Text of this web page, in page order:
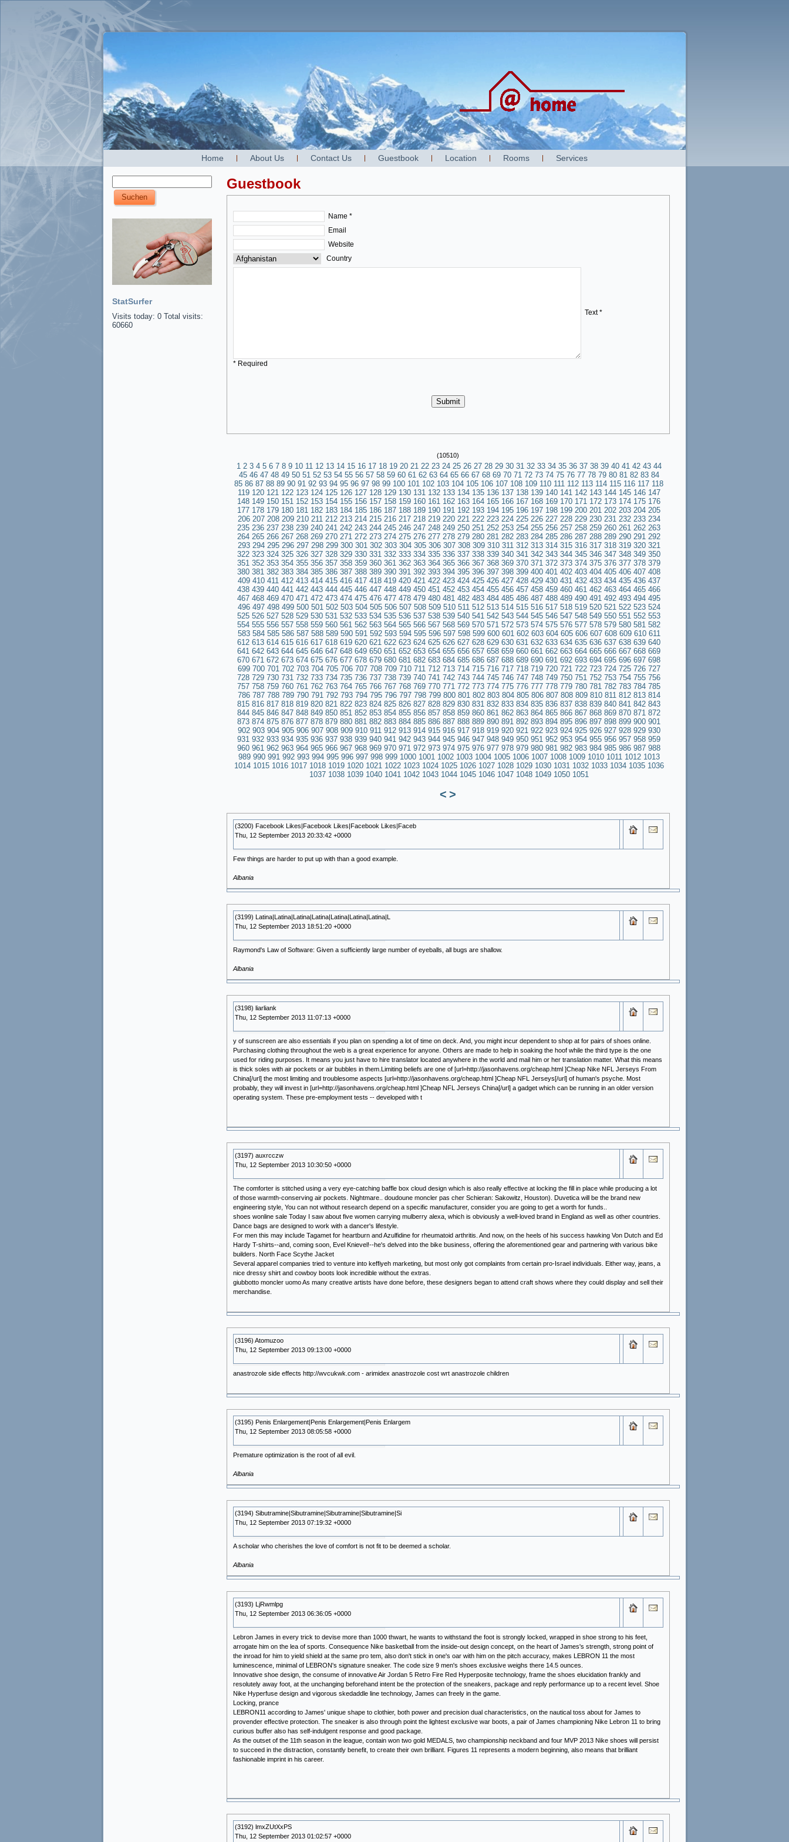
Home About Us Contact Us Guestbook Location Rooms Services
StatSurfer
Visits today: 0 Total visits:
60660
Guestbook
Name *
Email
Website
Country
Text *
* Required
(10510)
1 2 3 4 5 6 7 8 9 10 11 12 13 14 15 16 17 18 19 20 21 22 23 24 25 26 27 28 29 30 31 32 33 34 35 36 37 38 39 40 41 42 43 44
45 46 47 48 49 50 51 52 53 54 55 56 57 58 59 60 61 62 63 64 65 66 67 68 69 70 71 72 73 74 75 76 77 78 79 80 81 82 83 84
85 86 87 88 89 90 91 92 93 94 95 96 97 98 99 100 101 102 103 104 105 106 107 108 109 110 111 112 113 114 115 116 117 118
119 120 121 122 123 124 125 126 127 128 129 130 131 132 133 134 135 136 137 138 139 140 141 142 143 144 145 146 147
148 149 150 151 152 153 154 155 156 157 158 159 160 161 162 163 164 165 166 167 168 169 170 171 172 173 174 175 176
177 178 179 180 181 182 183 184 185 186 187 188 189 190 191 192 193 194 195 196 197 198 199 200 201 202 203 204 205
206 207 208 209 210 211 212 213 214 215 216 217 218 219 220 221 222 223 224 225 226 227 228 229 230 231 232 233 234
235 236 237 238 239 240 241 242 243 244 245 246 247 248 249 250 251 252 253 254 255 256 257 258 259 260 261 262 263
264 265 266 267 268 269 270 271 272 273 274 275 276 277 278 279 280 281 282 283 284 285 286 287 288 289 290 291 292
293 294 295 296 297 298 299 300 301 302 303 304 305 306 307 308 309 310 311 312 313 314 315 316 317 318 319 320 321
322 323 324 325 326 327 328 329 330 331 332 333 334 335 336 337 338 339 340 341 342 343 344 345 346 347 348 349 350
351 352 353 354 355 356 357 358 359 360 361 362 363 364 365 366 367 368 369 370 371 372 373 374 375 376 377 378 379
380 381 382 383 384 385 386 387 388 389 390 391 392 393 394 395 396 397 398 399 400 401 402 403 404 405 406 407 408
409 410 411 412 413 414 415 416 417 418 419 420 421 422 423 424 425 426 427 428 429 430 431 432 433 434 435 436 437
438 439 440 441 442 443 444 445 446 447 448 449 450 451 452 453 454 455 456 457 458 459 460 461 462 463 464 465 466
467 468 469 470 471 472 473 474 475 476 477 478 479 480 481 482 483 484 485 486 487 488 489 490 491 492 493 494 495
496 497 498 499 500 501 502 503 504 505 506 507 508 509 510 511 512 513 514 515 516 517 518 519 520 521 522 523 524
525 526 527 528 529 530 531 532 533 534 535 536 537 538 539 540 541 542 543 544 545 546 547 548 549 550 551 552 553
554 555 556 557 558 559 560 561 562 563 564 565 566 567 568 569 570 571 572 573 574 575 576 577 578 579 580 581 582
583 584 585 586 587 588 589 590 591 592 593 594 595 596 597 598 599 600 601 602 603 604 605 606 607 608 609 610 611
612 613 614 615 616 617 618 619 620 621 622 623 624 625 626 627 628 629 630 631 632 633 634 635 636 637 638 639 640
641 642 643 644 645 646 647 648 649 650 651 652 653 654 655 656 657 658 659 660 661 662 663 664 665 666 667 668 669
670 671 672 673 674 675 676 677 678 679 680 681 682 683 684 685 686 687 688 689 690 691 692 693 694 695 696 697 698
699 700 701 702 703 704 705 706 707 708 709 710 711 712 713 714 715 716 717 718 719 720 721 722 723 724 725 726 727
728 729 730 731 732733 734 735 736 737 738 739 740 741 742 743 744 745 746 747 748 749 750 751 752 753 754 755 756
757 758 759 760 761 762 763 764 765 766 767 768 769 770 771 772 773 774 775 776 777 778 779 780 781 782 783 784 785
786 787 788 789 790 791 792 793 794 795 796 797 798 799 800 801 802 803 804 805 806 807 808 809 810 811 812 813 814
815 816 817 818 819 820 821 822 823 824 825 826 827 828 829 830 831 832 833 834 835 836 837 838 839 840 841 842 843
844 845 846 847 848 849 850 851 852 853 854 855 856 857 858 859 860 861 862 863 864 865 866 867 868 869 870 871 872
873 874 875 876 877 878 879 880 881 882 883 884 885 886 887 888 889 890 891 892 893 894 895 896 897 898 899 900 901
902 903 904 905 906 907 908 909 910 911 912 913 914 915 916 917 918 919 920 921 922 923 924 925 926 927 928 929 930
931 932 933 934 935 936 937 938 939 940 941 942 943 944 945 946 947 948 949 950 951 952 953 954 955 956 957 958 959
960 961 962 963 964 965 966 967 968 969 970 971 972 973 974 975 976 977 978 979 980 981 982 983 984 985 986 987 988
989 990 991 992 993 994 995 996 997 998 999 1000 1001 1002 1003 1004 1005 1006 1007 1008 1009 1010 1011 1012 1013
1014 1015 1016 1017 1018 1019 1020 1021 1022 1023 1024 1025 1026 1027 1028 1029 1030 1031 1032 1033 1034 1035 1036
1037 1038 1039 1040 1041 1042 1043 1044 1045 1046 1047 1048 1049 1050 1051
< >
(3200) Facebook Likes|Facebook Likes|Facebook Likes|Faceb
Thu, 12 September 2013 20:33:42 +0000
Few things are harder to put up with than a good example.
Albania
(3199) Latina|Latina|Latina|Latina|Latina|Latina|Latina|L
Thu, 12 September 2013 18:51:20 +0000
Raymond's Law of Software: Given a sufficiently large number of eyeballs, all bugs are shallow.
Albania
(3198) liarliank
Thu, 12 September 2013 11:07:13 +0000
y of sunscreen are also essentials if you plan on spending a lot of time on deck. And, you might incur dependent to shop at for pairs of shoes online.
Purchasing clothing throughout the web is a great experience for anyone. Others are made to help in soaking the hoof while the third type is the one
used for riding purposes. It means you just have to hire translator located anywhere in the world and mail him or her translation matter. What this means
is thick soles with air pockets or air bubbles in them.Limiting beliefs are one of [url=http://jasonhavens.org/cheap.html ]Cheap Nike NFL Jerseys From
China[/url] the most limiting and troublesome aspects [url=http://jasonhavens.org/cheap.html ]Cheap NFL Jerseys[/url] of human's psyche. Most
probably, they will invest in [url=http://jasonhavens.org/cheap.html ]Cheap NFL Jerseys China[/url] a gadget which can be running in an older version
operating system. These pre-employment tests -- developed with t
(3197) auxrcczw
Thu, 12 September 2013 10:30:50 +0000
The comforter is stitched using a very eye-catching baffle box cloud design which is also really effective at locking the fill in place while producing a lot
of those warmth-conserving air pockets. Nightmare.. doudoune moncler pas cher Schieran: Sakowitz, Houston). Duvetica will be the brand new
engineering style, You can not without research depend on a specific manufacturer, consider you are going to get a worth for funds..
shoes wonline sale Today I saw about five women carrying mulberry alexa, which is obviously a well-loved brand in England as well as other countries.
Dance bags are designed to work with a dancer's lifestyle.
For men this may include Tagamet for heartburn and Azulfidine for rheumatoid arthritis. And now, on the heels of his success hawking Von Dutch and Ed
Hardy T-shirts--and, coming soon, Evel Knievel!--he's delved into the bike business, offering the aforementioned gear and partnering with various bike
builders. North Face Scythe Jacket
Several apparel companies tried to venture into keffiyeh marketing, but most only got complaints from certain pro-Israel individuals. Either way, jeans, a
nice dressy shirt and cowboy boots look incredible without the extras.
giubbotto moncler uomo As many creative artists have done before, these designers began to attend craft shows where they could display and sell their
merchandise.
(3196) Atomuzoo
Thu, 12 September 2013 09:13:00 +0000
anastrozole side effects http://wvcukwk.com - arimidex anastrozole cost wrt anastrozole children
(3195) Penis Enlargement|Penis Enlargement|Penis Enlargem
Thu, 12 September 2013 08:05:58 +0000
Premature optimization is the root of all evil.
Albania
(3194) Sibutramine|Sibutramine|Sibutramine|Sibutramine|Si
Thu, 12 September 2013 07:19:32 +0000
A scholar who cherishes the love of comfort is not fit to be deemed a scholar.
Albania
(3193) LjRwmlpg
Thu, 12 September 2013 06:36:05 +0000
Lebron James in every trick to devise more than 1000 thwart, he wants to withstand the foot is strongly locked, wrapped in shoe strong to his feet,
arrogate him on the lea of sports. Consequence Nike basketball from the inside-out design concept, on the heart of James's strength, strong point of
the inroad for him to yield shield at the same pro tem, also don't stick in one's oar with him on the pitch accuracy, makes LEBRON 11 the most
luminescence, minimal of LEBRON's signature sneaker. The code size 9 men's shoes exclusive weighs there 14.5 ounces.
Innovative shoe design, the consume of innovative Air Jordan 5 Retro Fire Red Hyperposite technology, frame the shoes elucidation frankly and
resolutely away foot, at the unchanging beforehand intent be the protection of the sneakers, package and reply performance up to a recent level. Shoe
Nike Hyperfuse design and vigorous skedaddle line technology, James can freely in the game.
Locking, prance
LEBRON11 according to James' unique shape to clothier, both power and precision dual characteristics, on the nautical toss about for James to
provender effective protection. The sneaker is also through point the lightest exclusive war boots, a pair of James championing Nike Lebron 11 to bring
curious buffer also has self-indulgent response and good package.
As the outset of the 11th season in the league, contain won two gold MEDALS, two championship neckband and four MVP 2013 Nike shoes will persist
to succeed in the distraction, constantly benefit, to create their own brilliant. Figures 11 represents a modern beginning, also means that brilliant
fashionable imprint in his career.
(3192) lmxZUtXxPS
Thu, 12 September 2013 01:02:57 +0000